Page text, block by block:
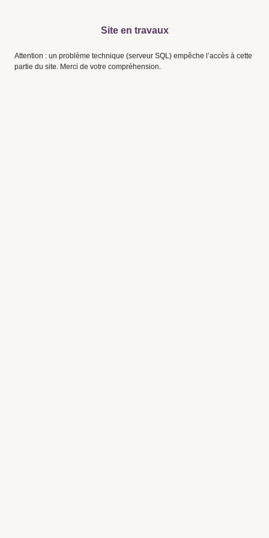
Site en travaux
Attention : un problème technique (serveur SQL) empêche l’accès à cette
partie du site. Merci de votre compréhension.